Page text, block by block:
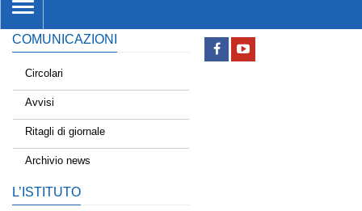
TOGGLE
NAVIGATION
COMUNICAZIONI
Circolari
Avvisi
Ritagli di giornale
Archivio news
L’ISTITUTO